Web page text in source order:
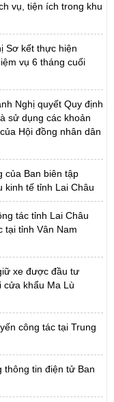
vụ, tiện ích trong khu
Sơ kết thực hiện
vụ 6 tháng cuối
Nghị quyết Quy định
sử dụng các khoản
Hội đồng nhân dân
của Ban biên tập
kinh tế tỉnh Lai Châu
tác tỉnh Lai Châu
tại tỉnh Vân Nam
xe được đầu tư
cửa khẩu Ma Lù
công tác tại Trung
thông tin điện tử Ban